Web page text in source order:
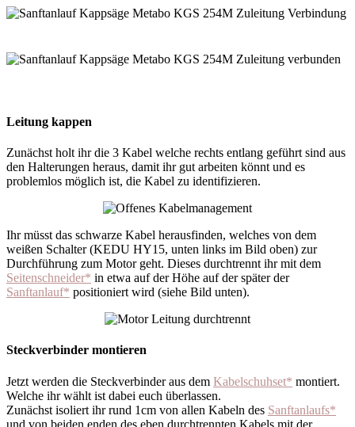
Leitung kappen
Zunächst holt ihr die 3 Kabel welche rechts entlang geführt sind aus
den Halterungen heraus, damit ihr gut arbeiten könnt und es
problemlos möglich ist, die Kabel zu identifizieren.
Ihr müsst das schwarze Kabel herausfinden, welches von dem
weißen Schalter (KEDU HY15, unten links im Bild oben) zur
Durchführung zum Motor geht. Dieses durchtrennt ihr mit dem
Seitenschneider* in etwa auf der Höhe auf der später der
Sanftanlauf* positioniert wird (siehe Bild unten).
Steckverbinder montieren
Jetzt werden die Steckverbinder aus dem Kabelschuhset* montiert.
Welche ihr wählt ist dabei euch überlassen.
Zunächst isoliert ihr rund 1cm von allen Kabeln des Sanftanlaufs*
und von beiden enden des eben durchtrennten Kabels mit der